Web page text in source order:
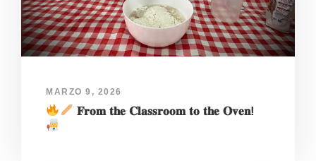
MARZO 9, 2026
𝐅𝐫𝐨𝐦 𝐭𝐡𝐞 𝐂𝐥𝐚𝐬𝐬𝐫𝐨𝐨𝐦 𝐭𝐨 𝐭𝐡𝐞 𝐎𝐯𝐞𝐧!